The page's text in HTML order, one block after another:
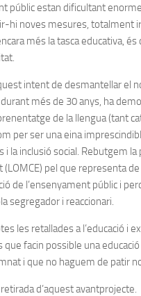
públic estan dificultant
hi noves mesures, totalment
més la tasca educativa, és
intent de desmantellar el
més de 30 anys, ha
de la llengua (tant
per ser una eina
i la inclusió social. Rebutgem
pel que representa
de l’ensenyament públic i
segregador i reaccionari.
les retallades a l’educació i
facin possible una
i que no haguem de patir
d’aquest avantprojecte.